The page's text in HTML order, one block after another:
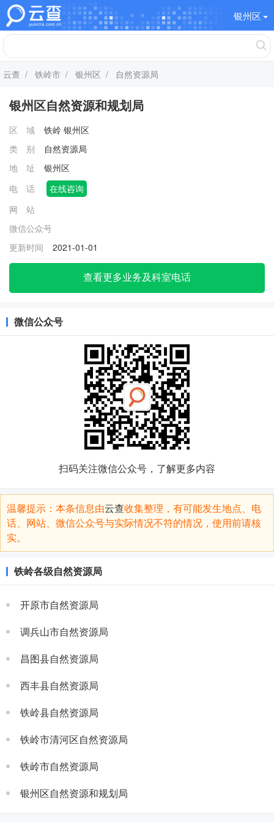
银州区
云查 / 铁岭市 / 银州区 / 自然资源局
银州区自然资源和规划局
区 域 铁岭 银州区
类 别
自然资源局
地 址
银州区
电 话
在线咨询
网 站
微信公众号
更新时间
2021-01-01
查看更多业务及科室电话
微信公众号
扫码关注微信公众号，了解更多内容
温馨提示：本条信息由云查收集整理，有可能发生地点、电
话、网站、微信公众号与实际情况不符的情况，使用前请核
实。
铁岭各级自然资源局
开原市自然资源局
调兵山市自然资源局
昌图县自然资源局
西丰县自然资源局
铁岭县自然资源局
铁岭市清河区自然资源局
铁岭市自然资源局
银州区自然资源和规划局